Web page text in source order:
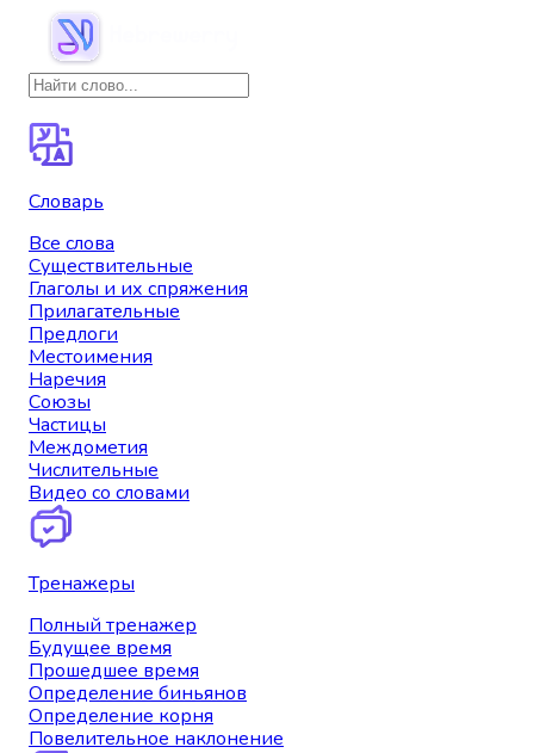
Словарь
Все слова
Существительные
Глаголы и их спряжения
Прилагательные
Предлоги
Местоимения
Наречия
Союзы
Частицы
Междометия
Числительные
Видео со словами
Тренажеры
Полный тренажер
Будущее время
Прошедшее время
Определение биньянов
Определение корня
Повелительное наклонение